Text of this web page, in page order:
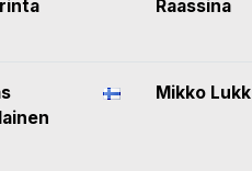
Raassina
Mikko